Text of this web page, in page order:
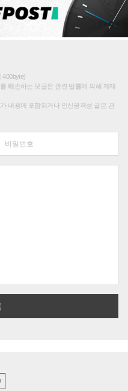
400byte)
훼손하는 댓글은 관련 법률에 의해 제재
내용에 포함되거나 인신공격성 글은 관